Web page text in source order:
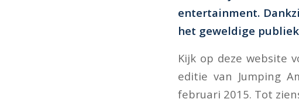
entertainment.
het geweldige
Kijk op deze website
editie van Jumping
februari 2015. Tot